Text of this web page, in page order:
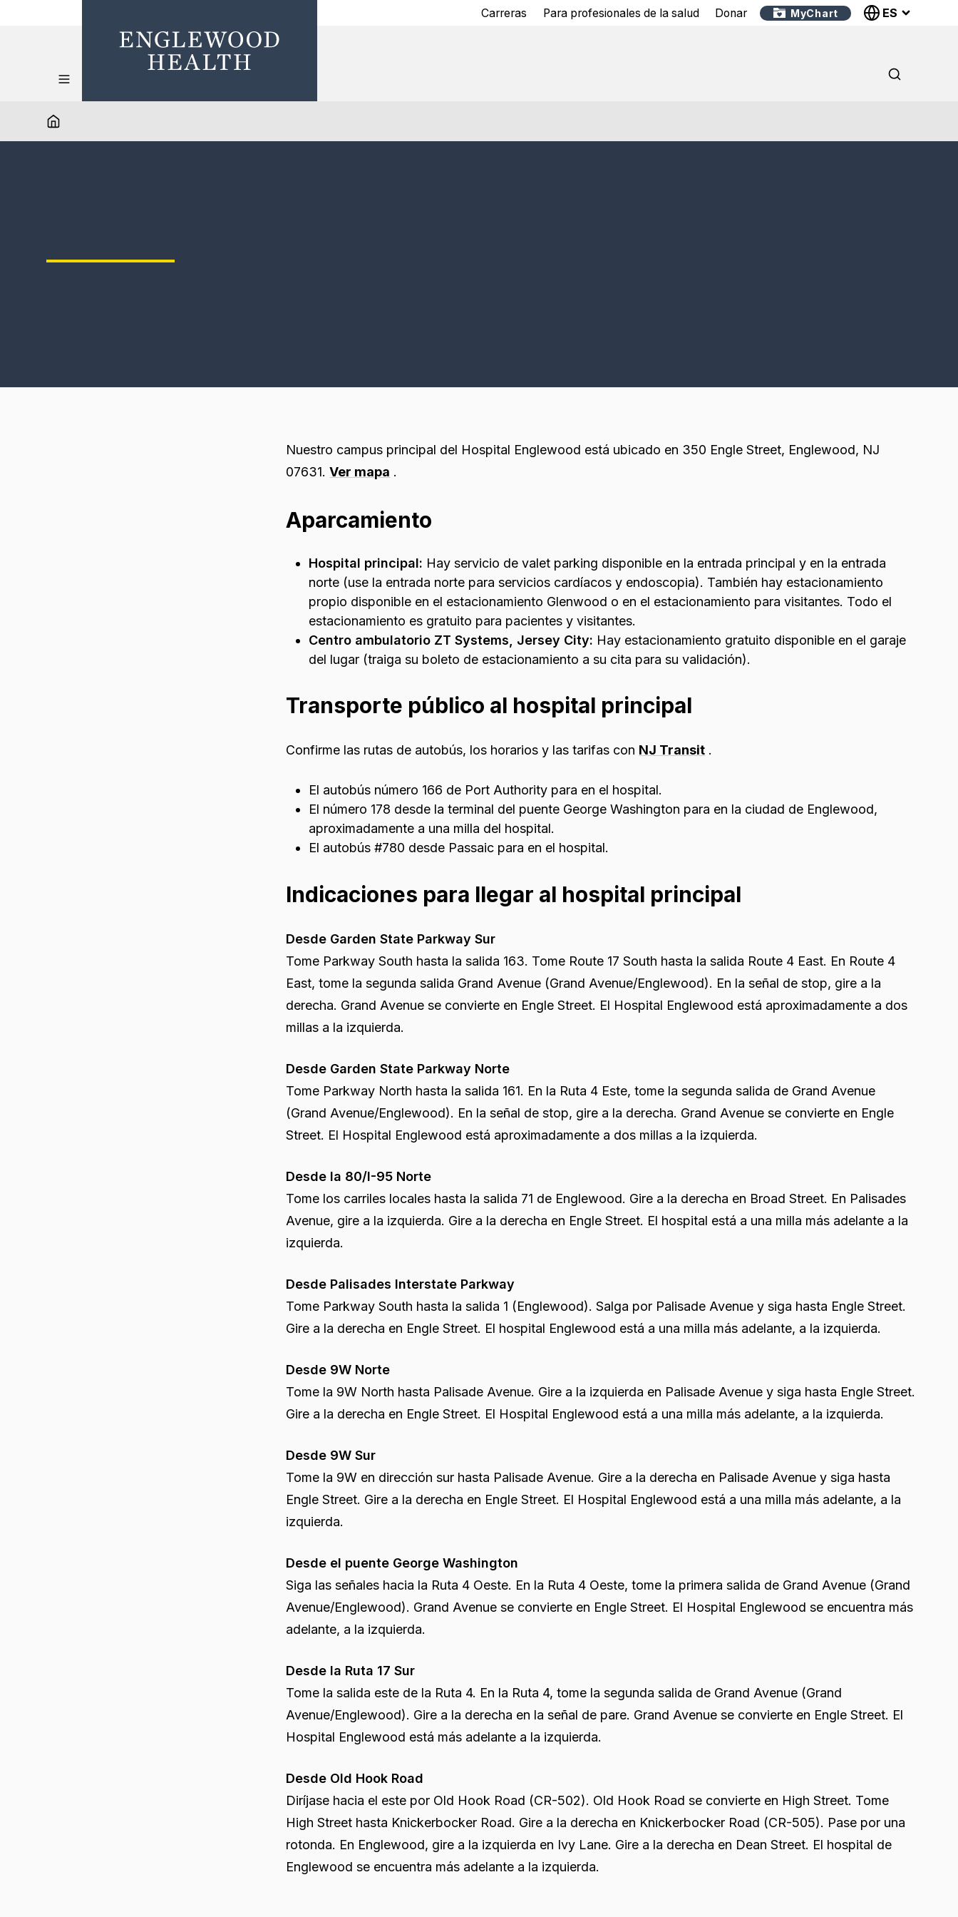
Carreras Para profesionales de la salud Donar MyChart ES
Nuestro campus principal del Hospital Englewood está ubicado en 350 Engle Street, Englewood, NJ
07631.Ver mapa .
Aparcamiento
Hospital principal: Hay servicio de valet parking disponible en la entrada principal y en la entrada
norte (use la entrada norte para servicios cardíacos y endoscopia). También hay estacionamiento
propio disponible en el estacionamiento Glenwood o en el estacionamiento para visitantes. Todo el
estacionamiento es gratuito para pacientes y visitantes.
Centro ambulatorio ZT Systems, Jersey City: Hay estacionamiento gratuito disponible en el garaje
del lugar (traiga su boleto de estacionamiento a su cita para su validación).
Transporte público al hospital principal
Confirme las rutas de autobús, los horarios y las tarifas con NJ Transit .
El autobús número 166 de Port Authority para en el hospital.
El número 178 desde la terminal del puente George Washington para en la ciudad de Englewood,
aproximadamente a una milla del hospital.
El autobús #780 desde Passaic para en el hospital.
Indicaciones para llegar al hospital principal
Desde Garden State Parkway Sur
Tome Parkway South hasta la salida 163. Tome Route 17 South hasta la salida Route 4 East. En Route 4
East, tome la segunda salida Grand Avenue (Grand Avenue/Englewood). En la señal de stop, gire a la
derecha. Grand Avenue se convierte en Engle Street. El Hospital Englewood está aproximadamente a dos
millas a la izquierda.
Desde Garden State Parkway Norte
Tome Parkway North hasta la salida 161. En la Ruta 4 Este, tome la segunda salida de Grand Avenue
(Grand Avenue/Englewood). En la señal de stop, gire a la derecha. Grand Avenue se convierte en Engle
Street. El Hospital Englewood está aproximadamente a dos millas a la izquierda.
Desde la 80/I-95 Norte
Tome los carriles locales hasta la salida 71 de Englewood. Gire a la derecha en Broad Street. En Palisades
Avenue, gire a la izquierda. Gire a la derecha en Engle Street. El hospital está a una milla más adelante a la
izquierda.
Desde Palisades Interstate Parkway
Tome Parkway South hasta la salida 1 (Englewood). Salga por Palisade Avenue y siga hasta Engle Street.
Gire a la derecha en Engle Street. El hospital Englewood está a una milla más adelante, a la izquierda.
Desde 9W Norte
Tome la 9W North hasta Palisade Avenue. Gire a la izquierda en Palisade Avenue y siga hasta Engle Street.
Gire a la derecha en Engle Street. El Hospital Englewood está a una milla más adelante, a la izquierda.
Desde 9W Sur
Tome la 9W en dirección sur hasta Palisade Avenue. Gire a la derecha en Palisade Avenue y siga hasta
Engle Street. Gire a la derecha en Engle Street. El Hospital Englewood está a una milla más adelante, a la
izquierda.
Desde el puente George Washington
Siga las señales hacia la Ruta 4 Oeste. En la Ruta 4 Oeste, tome la primera salida de Grand Avenue (Grand
Avenue/Englewood). Grand Avenue se convierte en Engle Street. El Hospital Englewood se encuentra más
adelante, a la izquierda.
Desde la Ruta 17 Sur
Tome la salida este de la Ruta 4. En la Ruta 4, tome la segunda salida de Grand Avenue (Grand
Avenue/Englewood). Gire a la derecha en la señal de pare. Grand Avenue se convierte en Engle Street. El
Hospital Englewood está más adelante a la izquierda.
Desde Old Hook Road
Diríjase hacia el este por Old Hook Road (CR-502). Old Hook Road se convierte en High Street. Tome
High Street hasta Knickerbocker Road. Gire a la derecha en Knickerbocker Road (CR-505). Pase por una
rotonda. En Englewood, gire a la izquierda en Ivy Lane. Gire a la derecha en Dean Street. El hospital de
Englewood se encuentra más adelante a la izquierda.